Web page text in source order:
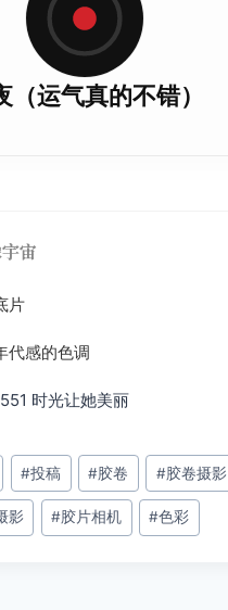
（运气真的不错）
宙
片
代感的色调
时光让她美丽
#投稿 #胶卷 #胶卷摄影
影 #胶片相机 #色彩